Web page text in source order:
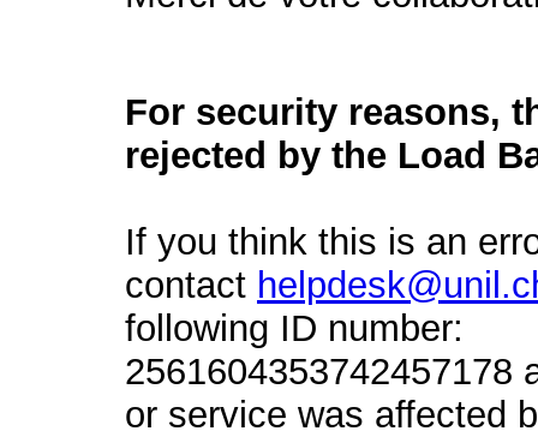
For security reasons,
rejected by the Load
If you think this is an
contact
following ID number:
2561604353742457178
or service was affected